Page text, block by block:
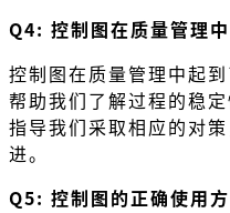
Q4: 控制图在质量管理中
控制图在质量管理中起
帮助我们了解过程的稳
指导我们采取相应的对
进。
Q5: 控制图的正确使用方